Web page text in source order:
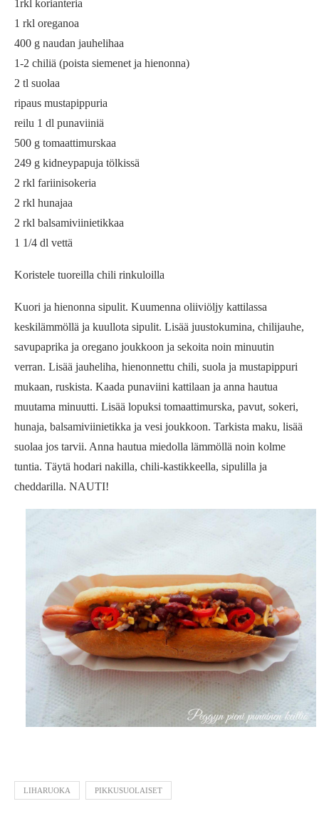
1rkl korianteria
1 rkl oreganoa
400 g naudan jauhelihaa
1-2 chiliä (poista siemenet ja hienonna)
2 tl suolaa
ripaus mustapippuria
reilu 1 dl punaviiniä
500 g tomaattimurskaa
249 g kidneypapuja tölkissä
2 rkl fariinisokeria
2 rkl hunajaa
2 rkl balsamiviinietikkaa
1 1/4 dl vettä
Koristele tuoreilla chili rinkuloilla
Kuori ja hienonna sipulit. Kuumenna oliiviöljy kattilassa
keskilämmöllä ja kuullota sipulit. Lisää juustokumina, chilijauhe,
savupaprika ja oregano joukkoon ja sekoita noin minuutin
verran. Lisää jauheliha, hienonnettu chili, suola ja mustapippuri
mukaan, ruskista. Kaada punaviini kattilaan ja anna hautua
muutama minuutti. Lisää lopuksi tomaattimurska, pavut, sokeri,
hunaja, balsamiviinietikka ja vesi joukkoon. Tarkista maku, lisää
suolaa jos tarvii. Anna hautua miedolla lämmöllä noin kolme
tuntia. Täytä hodari nakilla, chili-kastikkeella, sipulilla ja
cheddarilla. NAUTI!
LIHARUOKA PIKKUSUOLAISET